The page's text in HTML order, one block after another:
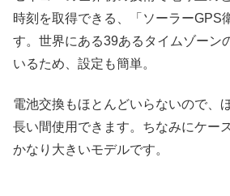
時刻を取得できる、「ソーラーGPS
す。世界にある39あるタイムゾーン
いるため、設定も簡単。
電池交換もほとんどいらないので、
長い間使用できます。ちなみにケー
かなり大きいモデルです。